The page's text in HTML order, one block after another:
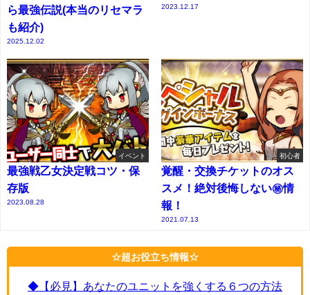
ら最強伝説(本当のリセマラ
も紹介)
2025.12.02
2023.12.17
イベント
最強戦乙女決定戦コツ・保
存版
2023.08.28
初心者
覚醒・交換チケットのオス
スメ！絶対後悔しない㊙情
報！
2021.07.13
☆超お役立ち情報☆
◆【必見】あなたのユニットを強くする６つの方法